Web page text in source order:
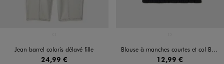
Jean barrel coloris délavé fille
24,99 €
Blouse à manches courtes et col Bardot fille
12,99 €